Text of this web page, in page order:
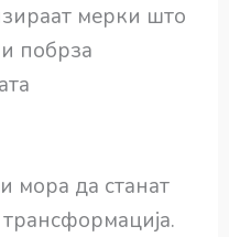
мерки што
побрза
мора да станат